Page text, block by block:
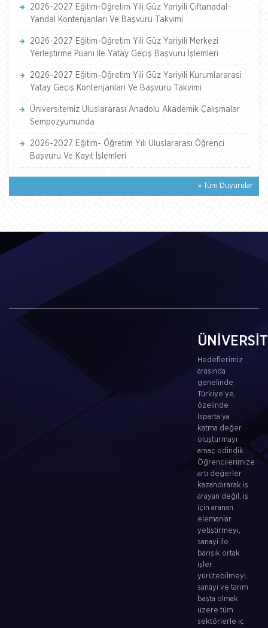
2026-2027 Eğitim-Öğretim Yili Güz Yariyili Çiftanadal-
Yandal Kontenjanlari Ve Başvuru Takvimi
2026-2027 Eğitim-Öğretim Yili Güz Yariyili Merkezi
Yerleştirme Puani İle Yatay Geçiş Başvuru İşlemleri
2026-2027 Eğitim-Öğretim Yili Güz Yariyili Kurumlararasi
Yatay Geçiş Kontenjanlari Ve Başvuru Takvimi
Üniversitemiz Uluslararası Anadolu Akademik Çalışmalar
Sempozyumunda
2026-2027 Eğitim- Öğretim Yılı Uluslararası Öğrenci
Başvuru Ve Kayıt İşlemleri
» Tüm Duyurular
Hedeflerimiz
arasında
genelinde
Türkiye’ye,
özelinde
Isparta’ya
katma değer
oluşturmayı
amaç edindik.
Öğrencilerimize
artı değerler
kazandırarak iş
arayan değil, iş
için aranan
elemanlar
yetiştirmeyi,
sanayi ile
barışık ortak
işler
yürütebilmeyi,
sanayi ve tarım
başta olmak
üzere tüm
sektörlerle iç